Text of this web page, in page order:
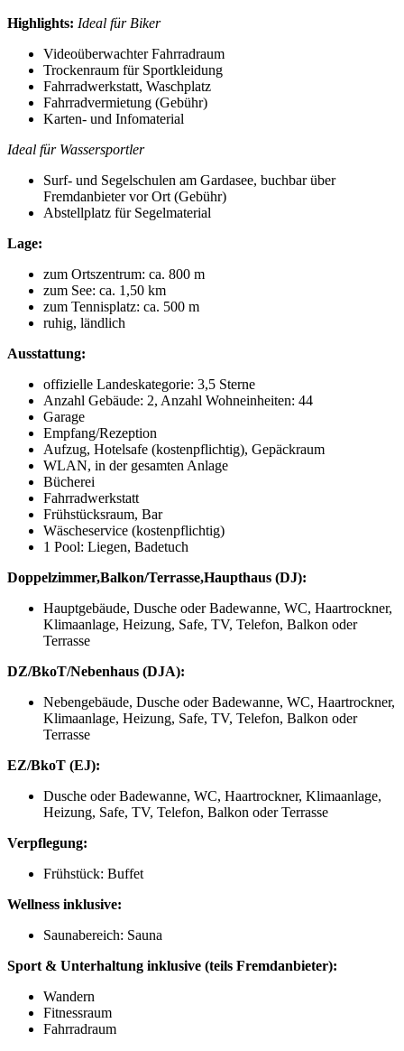
Highlights: Ideal für Biker
Videoüberwachter Fahrradraum
Trockenraum für Sportkleidung
Fahrradwerkstatt, Waschplatz
Fahrradvermietung (Gebühr)
Karten- und Infomaterial
Ideal für Wassersportler
Surf- und Segelschulen am Gardasee, buchbar über
Fremdanbieter vor Ort (Gebühr)
Abstellplatz für Segelmaterial
Lage:
zum Ortszentrum: ca. 800 m
zum See: ca. 1,50 km
zum Tennisplatz: ca. 500 m
ruhig, ländlich
Ausstattung:
offizielle Landeskategorie: 3,5 Sterne
Anzahl Gebäude: 2, Anzahl Wohneinheiten: 44
Garage
Empfang/Rezeption
Aufzug, Hotelsafe (kostenpflichtig), Gepäckraum
WLAN, in der gesamten Anlage
Bücherei
Fahrradwerkstatt
Frühstücksraum, Bar
Wäscheservice (kostenpflichtig)
1 Pool: Liegen, Badetuch
Doppelzimmer,Balkon/Terrasse,Haupthaus (DJ):
Hauptgebäude, Dusche oder Badewanne, WC, Haartrockner,
Klimaanlage, Heizung, Safe, TV, Telefon, Balkon oder
Terrasse
DZ/BkoT/Nebenhaus (DJA):
Nebengebäude, Dusche oder Badewanne, WC, Haartrockner,
Klimaanlage, Heizung, Safe, TV, Telefon, Balkon oder
Terrasse
EZ/BkoT (EJ):
Dusche oder Badewanne, WC, Haartrockner, Klimaanlage,
Heizung, Safe, TV, Telefon, Balkon oder Terrasse
Verpflegung:
Frühstück: Buffet
Wellness inklusive:
Saunabereich: Sauna
Sport & Unterhaltung inklusive (teils Fremdanbieter):
Wandern
Fitnessraum
Fahrradraum